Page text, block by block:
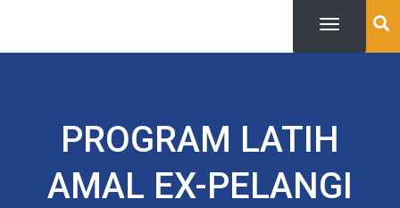
PROGRAM LATIH
AMAL EX-PELANGI